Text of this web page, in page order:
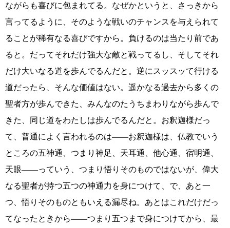
ながらも喜びに包まれてる。なぜかというと、さっきから
言ってるように、そのような戦いのチャンスを与えられて
ることが稀有なる喜びですから。負けるのは当たり前であ
ると。だってそれだけ強大な敵と戦ってるし、そしてそれ
だけ大いなる道を歩んでるんだと。逆にスッスッて行ける
道だったら、そんな価値はない。遥かなる過去から多くの
聖者方が歩んできた、みんなのたうちまわりながら歩んで
きた、同じ道をわたしは歩んでるんだと。お釈迦様だっ
て、普通によく言われるのは――お釈迦様は、仏教でいう
ところの五神通、つまり神足、天耳通、他心通、宿明通、
天眼――っていう、つまり悟りそのものではないが、偉大
なる聖者が持つ五つの神通力を身につけて、で、あと一
つ、悟りそのものともいえる漏尽ね。あとはこれだけだっ
てなったときから――つまり五つまで身につけてから、最